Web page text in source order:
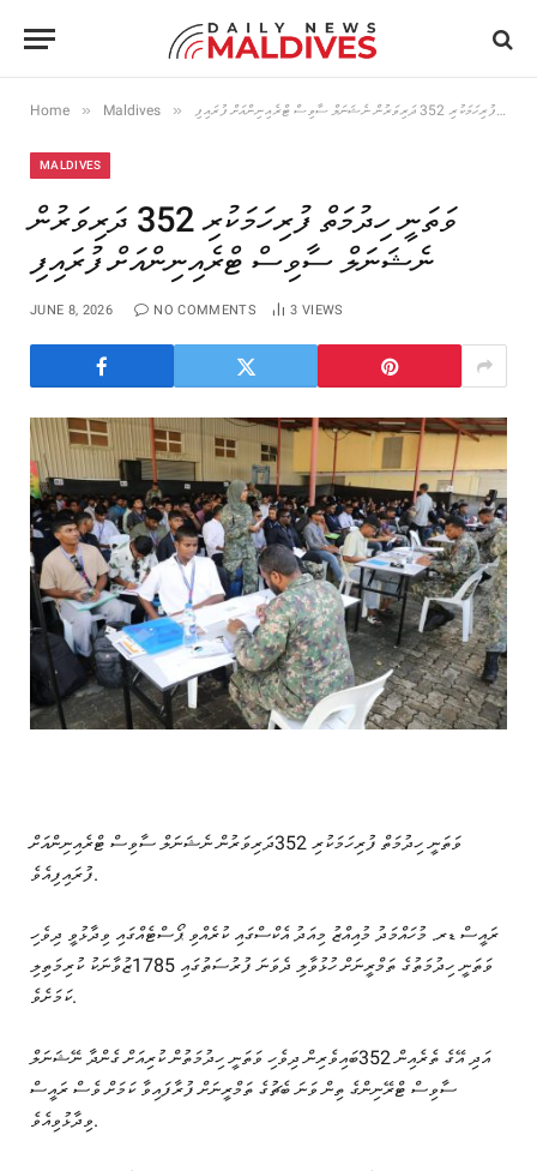
Home » Maldives » ވަތަނީ ހިދުމަތް ފުރިހަމަކުރި 352 ދަރިވަރުން ނެޝަނަލް ސާވިސް ޓްރެއިނިންއަށް ފުރައިފި
MALDIVES
ވަތަނީ ހިދުމަތް ފުރިހަމަކުރި 352 ދަރިވަރުން
ނެޝަނަލް ސާވިސް ޓްރެއިނިންއަށް ފުރައިފި
JUNE 8, 2026 NO COMMENTS 3 VIEWS
ވަތަނީ ހިދުމަތް ފުރިހަމަކުރި 352ދަރިވަރުން ނެޝަނަލް ސާވިސް ޓްރެއިނިންއަށް
ފުރައިފިއެވެ.
ރައީސް ޑރ. މުހައްމަދު މުއިއްޒު މިއަދު އެކްސްގައި ކުރެއްވި ޕޯސްޓެއްގައި ވިދާޅުވީ ދިވެހި
ވަތަނީ ހިދުމަތުގެ ތަމްރީނަށް ހުޅުވާލި ދެވަނަ ފުރުސަތުގައި 1785ޒުވާނަކު ކުރިމަތިލި
ކަމަށެވެ.
އަދި އޭގެ ތެރެއިން 352ބައިވެރިން ދިވެހި ވަތަނީ ހިދުމަތުން ކުރިއަށް ގެންދާ ނޭޝަނަލް
ސާވިސް ޓްރޭނިންގެ ތިން ވަނަ ބެޗުގެ ތަމްރީނަށް ފުރާފައިވާ ކަމަށް ވެސް ރައީސް
ވިދާޅުވިއެވެ.